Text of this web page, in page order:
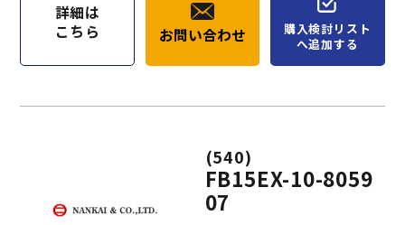
詳細は
こちら
お問い合わせ
購入検討リスト
へ追加する
(540)
FB15EX-10-8059
07